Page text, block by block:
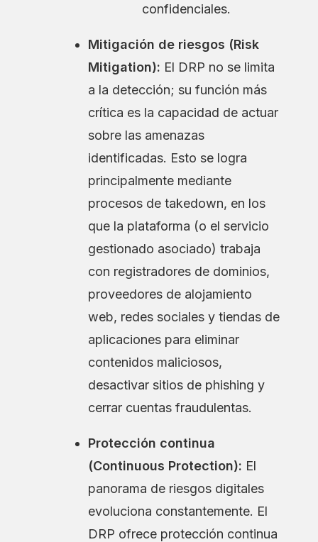
confidenciales.
Mitigación de riesgos (Risk
Mitigation): El DRP no se limita
a la detección; su función más
crítica es la capacidad de actuar
sobre las amenazas
identificadas. Esto se logra
principalmente mediante
procesos de takedown, en los
que la plataforma (o el servicio
gestionado asociado) trabaja
con registradores de dominios,
proveedores de alojamiento
web, redes sociales y tiendas de
aplicaciones para eliminar
contenidos maliciosos,
desactivar sitios de phishing y
cerrar cuentas fraudulentas.
Protección continua
(Continuous Protection): El
panorama de riesgos digitales
evoluciona constantemente. El
DRP ofrece protección continua